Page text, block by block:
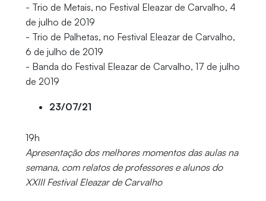
- Trio de Metais, no Festival Eleazar de Carvalho, 4
de julho de 2019
- Trio de Palhetas, no Festival Eleazar de Carvalho,
6 de julho de 2019
- Banda do Festival Eleazar de Carvalho, 17 de julho
de 2019
23/07/21
19h
Apresentação dos melhores momentos das aulas na
semana, com relatos de professores e alunos do
XXIII Festival Eleazar de Carvalho